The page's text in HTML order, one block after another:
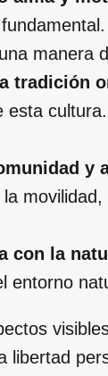
manera
tradición
esta
y
con la
entorno
libertad